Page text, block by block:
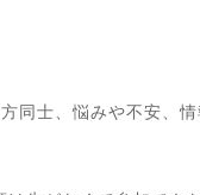
同士、悩みや不安、情